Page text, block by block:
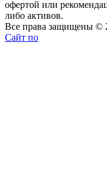
офертой или
либо активов.
Все права защищены ©
Сайт по